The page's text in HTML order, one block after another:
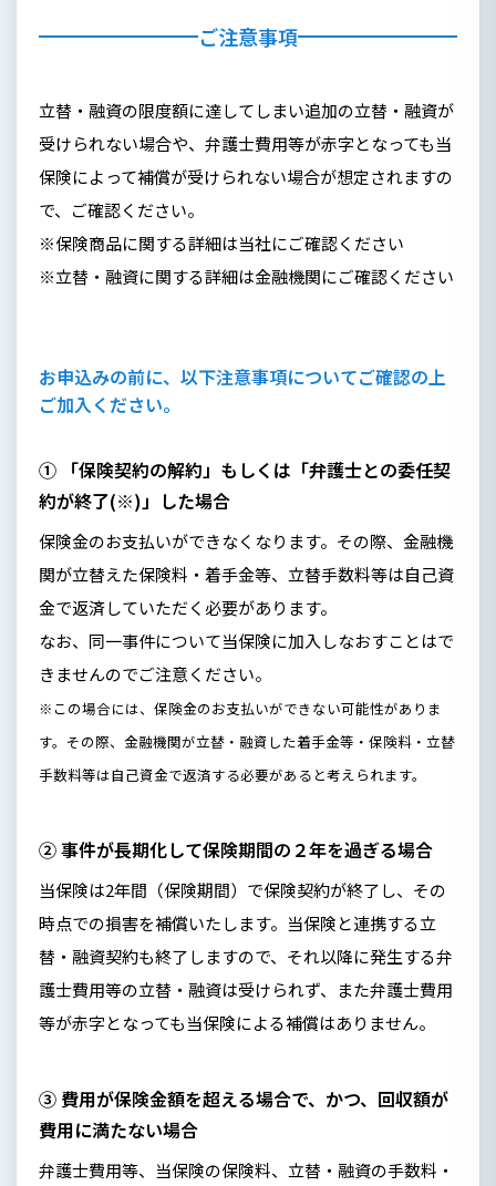
ご注意事項
立替・融資の限度額に達してしまい追加の立替・融資が
受けられない場合や、弁護士費用等が赤字となっても当
保険によって補償が受けられない場合が想定されますの
で、ご確認ください。
※保険商品に関する詳細は当社にご確認ください
※立替・融資に関する詳細は金融機関にご確認ください
お申込みの前に、以下注意事項についてご確認の上
ご加入ください。
① 「保険契約の解約」もしくは「弁護士との委任契
約が終了(※)」した場合
保険金のお支払いができなくなります。その際、金融機
関が立替えた保険料・着手金等、立替手数料等は自己資
金で返済していただく必要があります。
なお、同一事件について当保険に加入しなおすことはで
きませんのでご注意ください。
※この場合には、保険金のお支払いができない可能性がありま
す。その際、金融機関が立替・融資した着手金等・保険料・立替
手数料等は自己資金で返済する必要があると考えられます。
② 事件が長期化して保険期間の２年を過ぎる場合
当保険は2年間（保険期間）で保険契約が終了し、その
時点での損害を補償いたします。当保険と連携する立
替・融資契約も終了しますので、それ以降に発生する弁
護士費用等の立替・融資は受けられず、また弁護士費用
等が赤字となっても当保険による補償はありません。
③ 費用が保険金額を超える場合で、かつ、回収額が
費用に満たない場合
弁護士費用等、当保険の保険料、立替・融資の手数料・